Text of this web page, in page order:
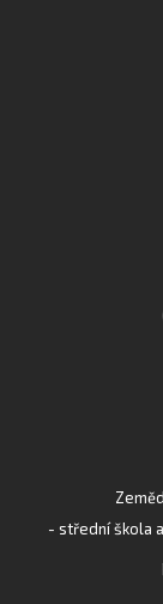
- střední škola